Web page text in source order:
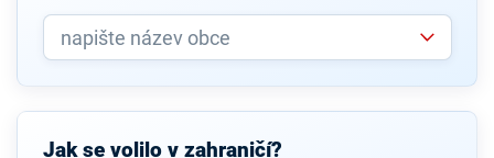
Jak se volilo v zahraničí?